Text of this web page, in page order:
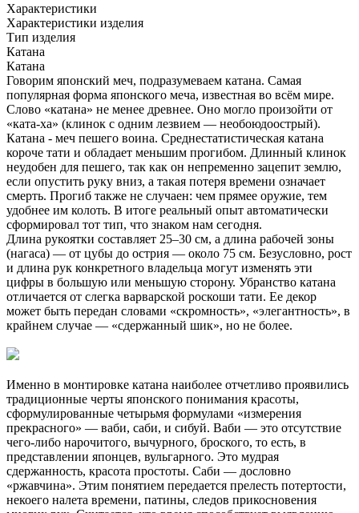
Характеристики
Характеристики изделия
Тип изделия
Катана
Катана
Говорим японский меч, подразумеваем катана. Самая
популярная форма японского меча, известная во всём мире.
Слово «катана» не менее древнее. Оно могло произойти от
«ката-ха» (клинок с одним лезвием — необоюдоострый).
Катана - меч пешего воина. Среднестатистическая катана
короче тати и обладает меньшим прогибом. Длинный клинок
неудобен для пешего, так как он непременно зацепит землю,
если опустить руку вниз, а такая потеря времени означает
смерть. Прогиб также не случаен: чем прямее оружие, тем
удобнее им колоть. В итоге реальный опыт автоматически
сформировал тот тип, что знаком нам сегодня.
Длина рукоятки составляет 25–30 см, а длина рабочей зоны
(нагаса) — от цубы до острия — около 75 см. Безусловно, рост
и длина рук конкретного владельца могут изменять эти
цифры в большую или меньшую сторону. Убранство катана
отличается от слегка варварской роскоши тати. Ее декор
может быть передан словами «скромность», «элегантность», в
крайнем случае — «сдержанный шик», но не более.
Именно в монтировке катана наиболее отчетливо проявились
традиционные черты японского понимания красоты,
сформулированные четырьмя формулами «измерения
прекрасного» — ваби, саби, и сибуй. Ваби — это отсутствие
чего-либо нарочитого, вычурного, броского, то есть, в
представлении японцев, вульгарного. Это мудрая
сдержанность, красота простоты. Саби — дословно
«ржавчина». Этим понятием передается прелесть потертости,
некоего налета времени, патины, следов прикосновения